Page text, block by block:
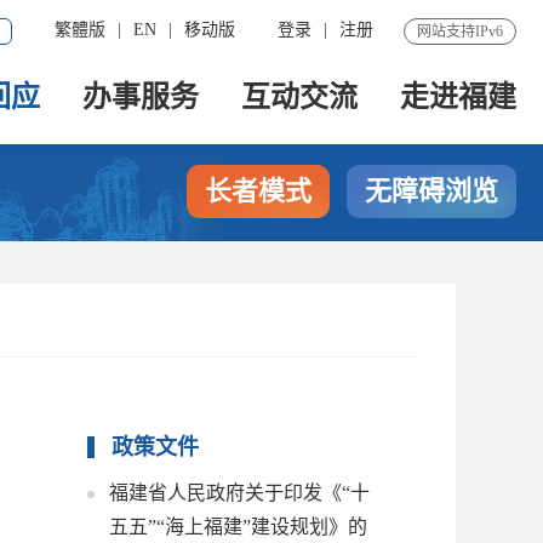
网站支持IPv6
登录 注册
繁體版 EN 移动版
应 办事服务 互动交流 走进福建
长者模式 无障碍浏览
政策文件
福建省人民政府关于印发《“十
五五”“海上福建”建设规划》的